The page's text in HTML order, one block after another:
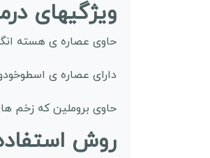
ویژگیهای
حاوی عصاره ی هسته
دارای عصاره ی
حاوی بروملین که زخم
روش